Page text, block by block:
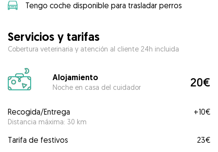
Tengo coche disponible para trasladar perros
Servicios y tarifas
Cobertura veterinaria y atención al cliente 24h incluida
Alojamiento
Noche en casa del cuidador 20€
Recogida/Entrega
Distancia máxima: 30 km
+10€
Tarifa de festivos
23€